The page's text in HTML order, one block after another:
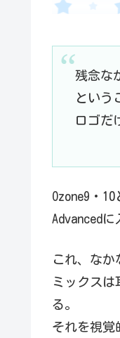
残念な
という
ロゴだ
Ozone9・
Advancedに
これ、なか
ミックスは
る。
それを視覚